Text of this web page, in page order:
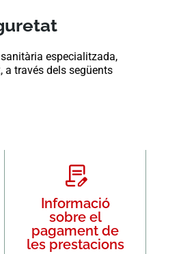
especialitzada,
través dels següents
Informació
sobre el
pagament de
les prestacions